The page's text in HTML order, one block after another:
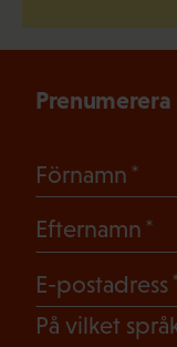
Förnamn
Efternamn
E-postadress
På vilket